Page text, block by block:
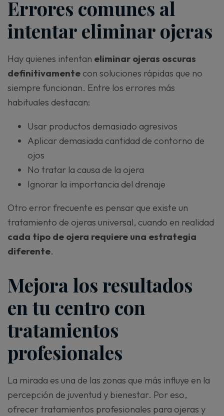
Errores comunes al
intentar eliminar ojeras
Hay quienes intentan eliminar ojeras oscuras
definitivamente con soluciones rápidas que no
siempre funcionan. Entre los errores más
habituales destacan:
Usar productos demasiado agresivos
Aplicar demasiada cantidad de contorno de
ojos
No tratar la causa de la ojera
Ignorar la importancia del drenaje
Otro error frecuente es pensar que existe un
tratamiento de ojeras universal, cuando en realidad
cada tipo de ojera requiere una estrategia
diferente.
Mejora los resultados
en tu centro con
tratamientos
profesionales
La mirada es una de las zonas que más influye en la
percepción de juventud y bienestar. Por eso,
ofrecer tratamientos profesionales para ojeras y